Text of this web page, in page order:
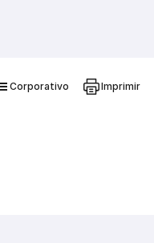
Corporativo Imprimir